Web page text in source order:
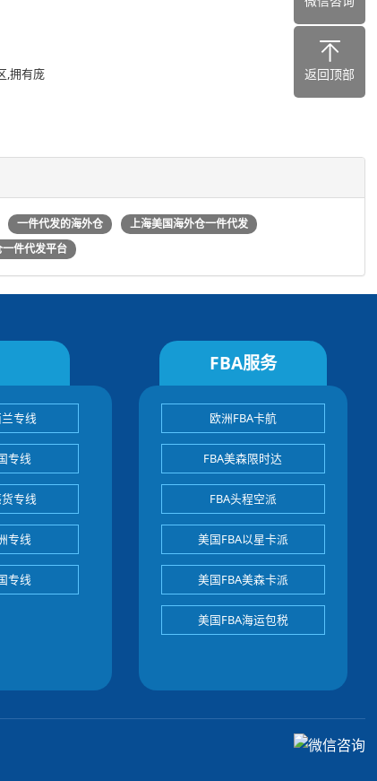
,拥有庞
一件代发的海外仓
上海美国海外仓一件代发
件代发平台
专线
专线
专线
专线
专线
FBA服务
欧洲FBA卡航
FBA美森限时达
FBA头程空派
美国FBA以星卡派
美国FBA美森卡派
美国FBA海运包税
返回顶部